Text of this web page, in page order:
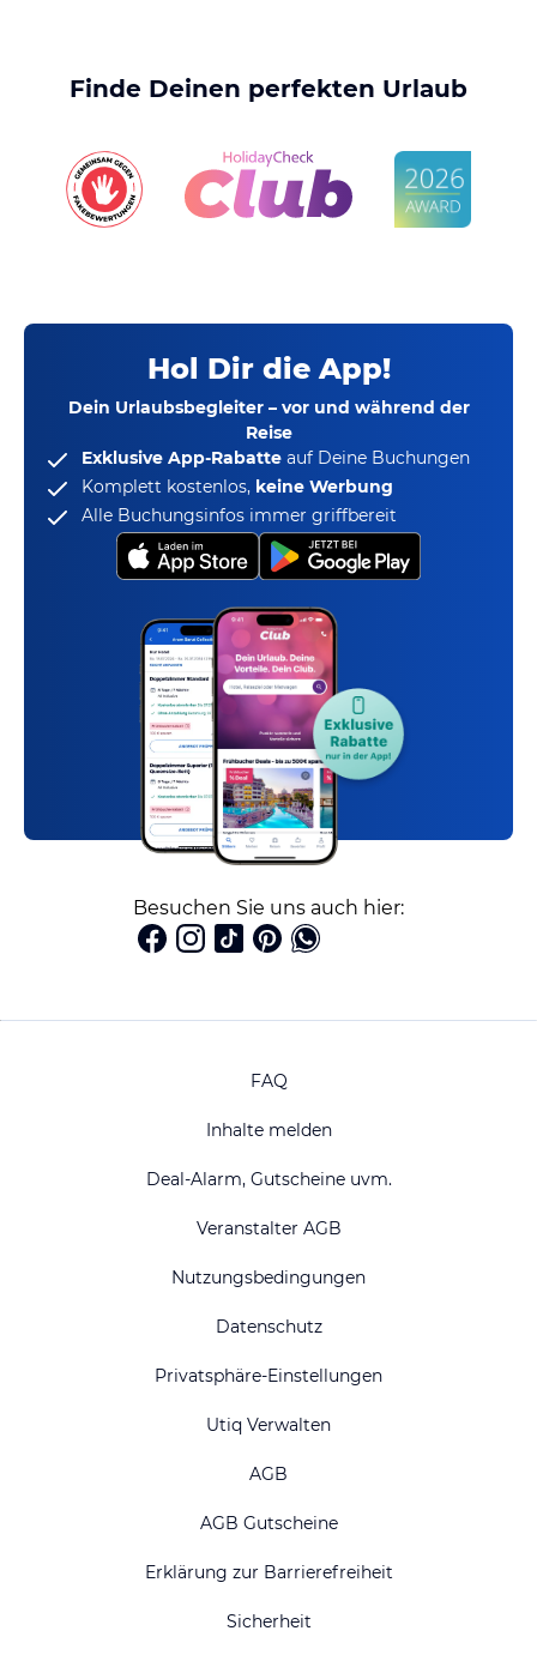
Finde Deinen perfekten Urlaub
Hol Dir die App!
Dein Urlaubsbegleiter – vor und während der
Reise
Exklusive App-Rabatte auf Deine Buchungen
Komplett kostenlos, keine Werbung
Alle Buchungsinfos immer griffbereit
Besuchen Sie uns auch hier:
FAQ
Inhalte melden
Deal-Alarm, Gutscheine uvm.
Veranstalter AGB
Nutzungsbedingungen
Datenschutz
Privatsphäre-Einstellungen
Utiq Verwalten
AGB
AGB Gutscheine
Erklärung zur Barrierefreiheit
Sicherheit